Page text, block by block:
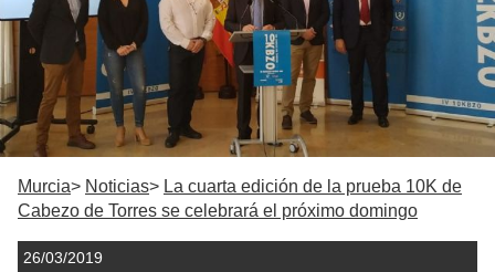
Murcia Noticias
La cuarta edición de la prueba 10K de
Cabezo de Torres se celebrará el próximo domingo
26/03/2019